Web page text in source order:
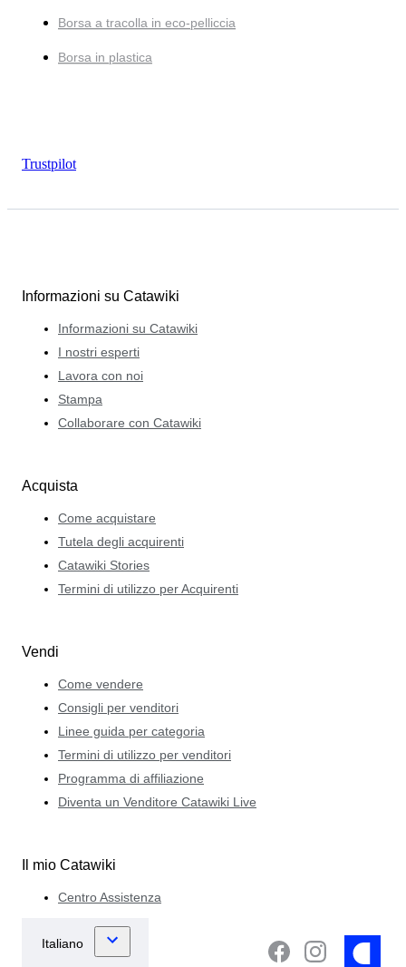
Borsa a tracolla in eco-pelliccia
Borsa in plastica
Trustpilot
Informazioni su Catawiki
Informazioni su Catawiki
I nostri esperti
Lavora con noi
Stampa
Collaborare con Catawiki
Acquista
Come acquistare
Tutela degli acquirenti
Catawiki Stories
Termini di utilizzo per Acquirenti
Vendi
Come vendere
Consigli per venditori
Linee guida per categoria
Termini di utilizzo per venditori
Programma di affiliazione
Diventa un Venditore Catawiki Live
Il mio Catawiki
Centro Assistenza